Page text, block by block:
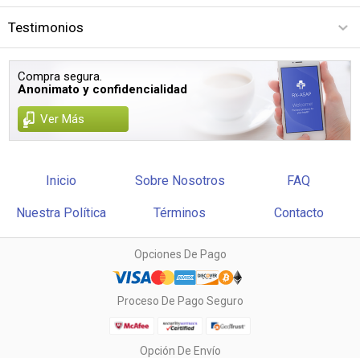
Testimonios
Compra segura.
Anonimato y confidencialidad
Ver Más
Inicio Sobre Nosotros FAQ
Nuestra Política Términos Contacto
Opciones De Pago
Proceso De Pago Seguro
Opción De Envío